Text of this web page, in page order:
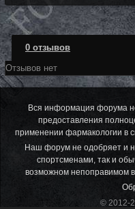
0 отзывов
Отзывов нет
Вся информация форума
предоставления
применении фармакологии в
Наш форум не одобряет и
спортсменами, так и
возможном непоправимом
© 2012-